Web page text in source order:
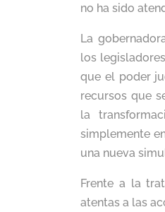
no ha sido
La
los
que el poder
recursos que
la
simplemente
una nueva
Frente a la
atentas a las